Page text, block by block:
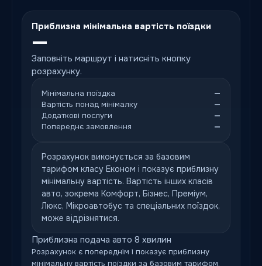
Приблизна мінімальна вартість поїздки
—
Заповніть маршрут і натисніть кнопку
розрахунку.
Мінімальна поїздка
—
Вартість понад мінімалку
—
Додаткові послуги
—
Попереднє замовлення
—
Розрахунок виконується за базовим
тарифом класу Економ і показує приблизну
мінімальну вартість. Вартість інших класів
авто, зокрема Комфорт, Бізнес, Преміум,
Люкс, Мікроавтобус та спеціальних поїздок,
може відрізнятися.
Приблизна подача авто 8 хвилин
Розрахунок є попереднім і показує приблизну
мінімальну вартість поїздки за базовим тарифом.